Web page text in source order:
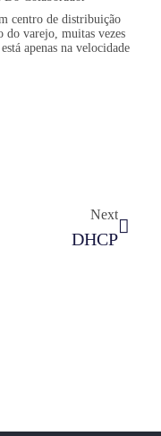
centro de distribuição
do varejo, muitas vezes
apenas na velocidade
Next
DHCP